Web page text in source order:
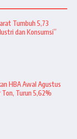
Tumbuh 5,73
dan Konsumsi”
HBA Awal Agustus
Turun 5,62%